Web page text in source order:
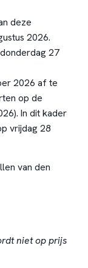
deze
2026.
27
2026 af te
op de
In dit kader
vrijdag 28
van den
niet op prijs